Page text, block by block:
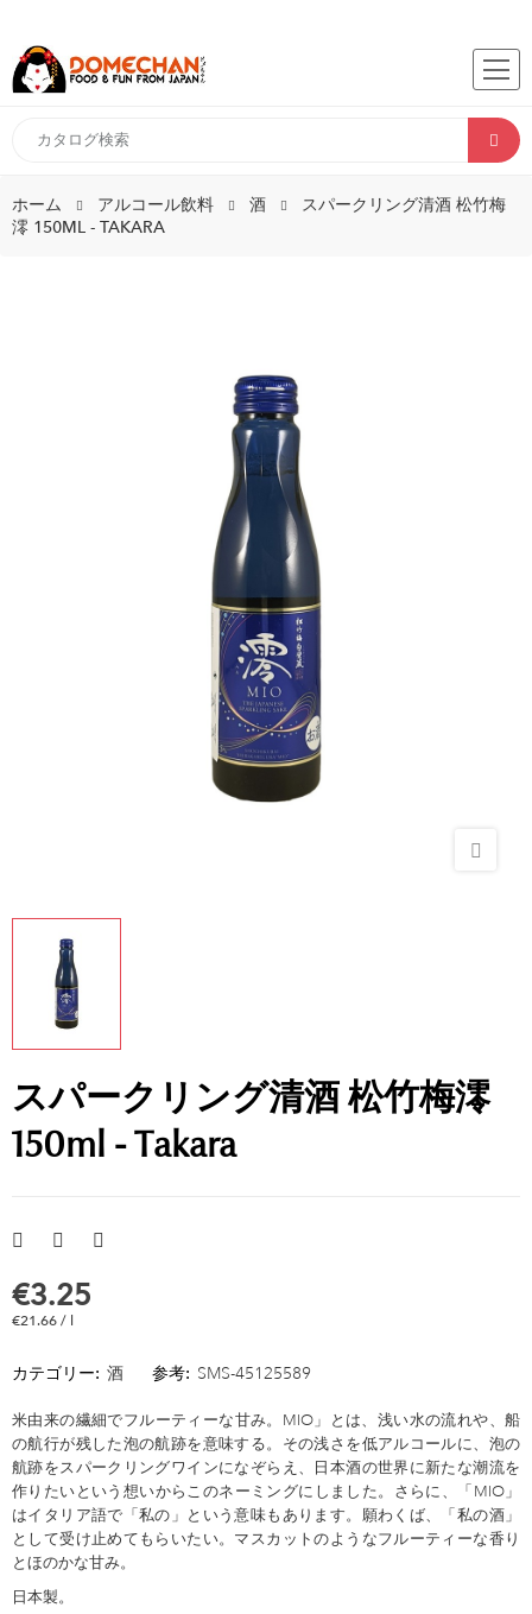
ホーム アルコール飲料 酒
スパークリング清酒 松竹梅
澪 150ML - TAKARA
スパークリング清酒 松竹梅澪
150ml - Takara
€3.25
€21.66 / l
カテゴリー: 酒 参考: SMS-45125589
米由来の繊細でフルーティーな甘み。MIO」とは、浅い水の流れや、船
の航行が残した泡の航跡を意味する。その浅さを低アルコールに、泡の
航跡をスパークリングワインになぞらえ、日本酒の世界に新たな潮流を
作りたいという想いからこのネーミングにしました。さらに、「MIO」
はイタリア語で「私の」という意味もあります。願わくば、「私の酒」
として受け止めてもらいたい。マスカットのようなフルーティーな香り
とほのかな甘み。
日本製。